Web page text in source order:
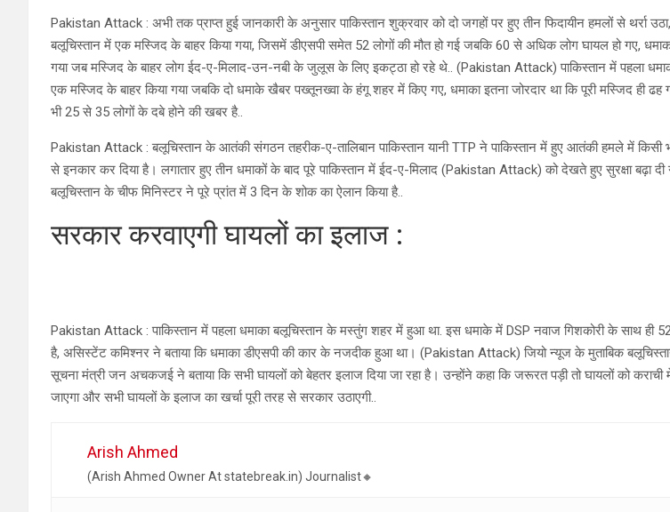
Pakistan Attack : अभी तक प्राप्त हुई जानकारी के अनुसार पाकिस्तान शुक्रवार को दो जगहों पर हुए तीन फिदायीन हमलों से थर्रा
बलूचिस्तान में एक मस्जिद के बाहर किया गया, जिसमें डीएसपी समेत 52 लोगों की मौत हो गई जबकि 60 से अधिक लोग घायल हो गए,
गया जब मस्जिद के बाहर लोग ईद-ए-मिलाद-उन-नबी के जुलूस के लिए इकट्ठा हो रहे थे.. (Pakistan Attack) पाकिस्तान में पहला
एक मस्जिद के बाहर किया गया जबकि दो धमाके खैबर पख्तूनख्वा के हंगू शहर में किए गए, धमाका इतना जोरदार था कि पूरी मस्जिद ही
भी 25 से 35 लोगों के दबे होने की खबर है..
Pakistan Attack : बलूचिस्तान के आतंकी संगठन तहरीक-ए-तालिबान पाकिस्तान यानी TTP ने पाकिस्तान में हुए आतंकी हमले में किसी
से इनकार कर दिया है। लगातार हुए तीन धमाकों के बाद पूरे पाकिस्तान में ईद-ए-मिलाद (Pakistan Attack) को देखते हुए सुरक्षा बढ़ा
बलूचिस्तान के चीफ मिनिस्टर ने पूरे प्रांत में 3 दिन के शोक का ऐलान किया है..
सरकार करवाएगी घायलों का इलाज :
Pakistan Attack : पाकिस्तान में पहला धमाका बलूचिस्तान के मस्तुंग शहर में हुआ था. इस धमाके में DSP नवाज गिशकोरी के साथ ही 52
है, असिस्टेंट कमिश्नर ने बताया कि धमाका डीएसपी की कार के नजदीक हुआ था। (Pakistan Attack) जियो न्यूज के मुताबिक
सूचना मंत्री जन अचकजई ने बताया कि सभी घायलों को बेहतर इलाज दिया जा रहा है। उन्होंने कहा कि जरूरत पड़ी तो घायलों को कराची
जाएगा और सभी घायलों के इलाज का खर्चा पूरी तरह से सरकार उठाएगी..
Arish Ahmed
(Arish Ahmed Owner At statebreak.in) Journalist🔸